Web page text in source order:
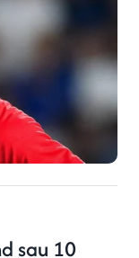
sau 10